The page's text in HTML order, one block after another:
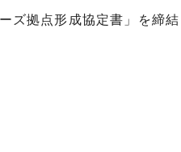
ズ拠点形成協定書」を締結